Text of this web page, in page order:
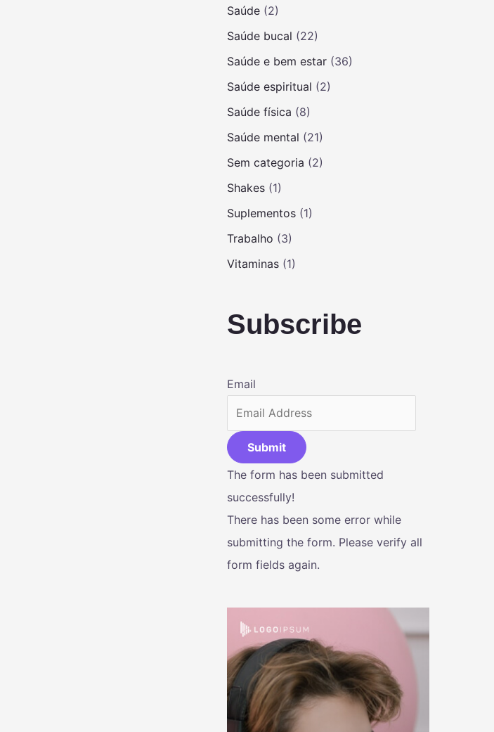
Saúde (2)
Saúde bucal (22)
Saúde e bem estar (36)
Saúde espiritual (2)
Saúde física (8)
Saúde mental (21)
Sem categoria (2)
Shakes (1)
Suplementos (1)
Trabalho (3)
Vitaminas (1)
Subscribe
Email
Submit
The form has been submitted
successfully!
There has been some error while
submitting the form. Please verify all
form fields again.